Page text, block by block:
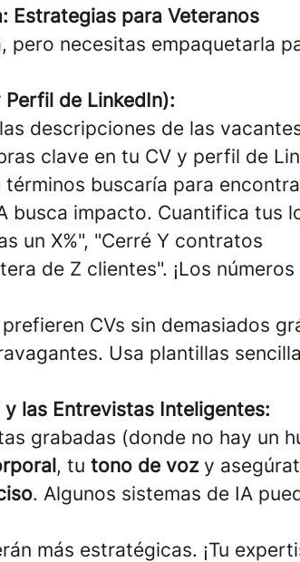
Estrategias para Veteranos
pero necesitas empaquetarla
de LinkedIn):
descripciones de las
clave en tu CV y perfil de
buscaría para
busca impacto. Cuantifica tus
un X%", "Cerré Y contratos
de Z clientes". ¡Los números
prefieren CVs sin demasiados
Usa plantillas
las Entrevistas Inteligentes:
grabadas (donde no hay un
, tu tono de vozy
. Algunos sistemas de IA
más estratégicas. ¡Tu